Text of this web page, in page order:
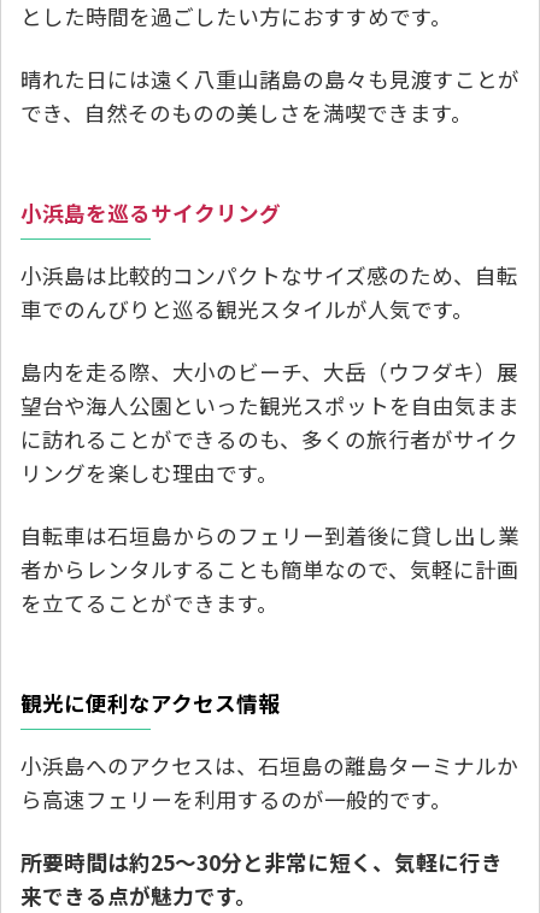
とした時間を過ごしたい方におすすめです。
晴れた日には遠く八重山諸島の島々も見渡すことが
でき、自然そのものの美しさを満喫できます。
小浜島を巡るサイクリング
小浜島は比較的コンパクトなサイズ感のため、自転
車でのんびりと巡る観光スタイルが人気です。
島内を走る際、大小のビーチ、大岳（ウフダキ）展
望台や海人公園といった観光スポットを自由気まま
に訪れることができるのも、多くの旅行者がサイク
リングを楽しむ理由です。
自転車は石垣島からのフェリー到着後に貸し出し業
者からレンタルすることも簡単なので、気軽に計画
を立てることができます。
観光に便利なアクセス情報
小浜島へのアクセスは、石垣島の離島ターミナルか
ら高速フェリーを利用するのが一般的です。
所要時間は約25～30分と非常に短く、気軽に行き
来できる点が魅力です。